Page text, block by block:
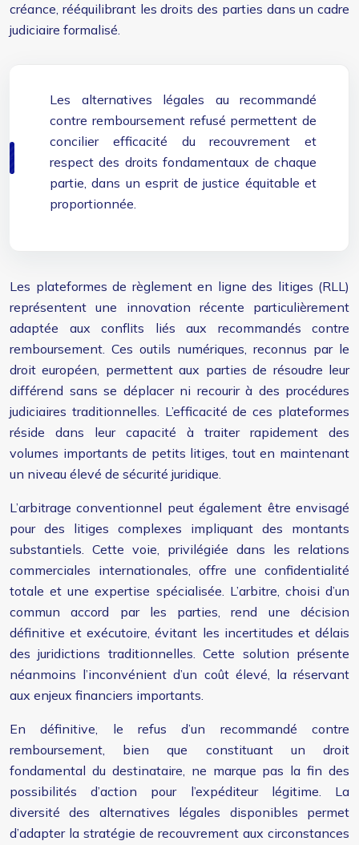
créance, rééquilibrant les droits des parties dans un cadre
judiciaire formalisé.
Les alternatives légales au recommandé
contre remboursement refusé permettent de
concilier efficacité du recouvrement et
respect des droits fondamentaux de chaque
partie, dans un esprit de justice équitable et
proportionnée.
Les plateformes de règlement en ligne des litiges (RLL)
représentent une innovation récente particulièrement
adaptée aux conflits liés aux recommandés contre
remboursement. Ces outils numériques, reconnus par le
droit européen, permettent aux parties de résoudre leur
différend sans se déplacer ni recourir à des procédures
judiciaires traditionnelles. L’efficacité de ces plateformes
réside dans leur capacité à traiter rapidement des
volumes importants de petits litiges, tout en maintenant
un niveau élevé de sécurité juridique.
L’arbitrage conventionnel peut également être envisagé
pour des litiges complexes impliquant des montants
substantiels. Cette voie, privilégiée dans les relations
commerciales internationales, offre une confidentialité
totale et une expertise spécialisée. L’arbitre, choisi d’un
commun accord par les parties, rend une décision
définitive et exécutoire, évitant les incertitudes et délais
des juridictions traditionnelles. Cette solution présente
néanmoins l’inconvénient d’un coût élevé, la réservant
aux enjeux financiers importants.
En définitive, le refus d’un recommandé contre
remboursement, bien que constituant un droit
fondamental du destinataire, ne marque pas la fin des
possibilités d’action pour l’expéditeur légitime. La
diversité des alternatives légales disponibles permet
d’adapter la stratégie de recouvrement aux circonstances